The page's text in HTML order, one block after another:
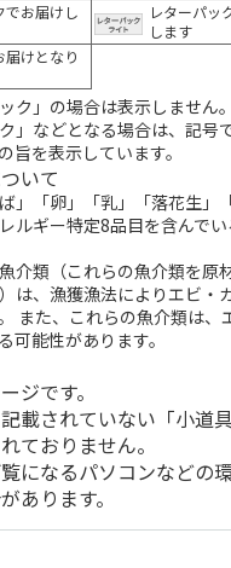
でお届けし
レターパッ
します
けとなり
ク」の場合は表示しません
」などとなる場合は、記号
旨を表示しています。
いて
」「卵」「乳」「落花生」
ルギー特定8品目を含んで
介類（これらの魚介類を原
は、漁獲漁法によりエビ・
また、これらの魚介類は、
可能性があります。
ジです。
載されていない「小道
ておりません。
になるパソコンなどの
あります。